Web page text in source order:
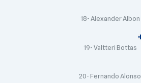
18- Alexander Albon
19- Valtteri Bottas
20- Fernando Alonso